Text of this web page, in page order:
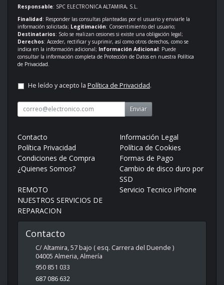
Responsable: SPC ELECTRONICA ALTAMIRA, S.L.
Finalidad: Responder las consultas planteadas por el usuario y enviarle la
información solicitada; Legitimación: Consentimiento del usuario;
Destinatarios: Solo se realizan cesiones si existe una obligación legal;
Derechos: Acceder, rectificar y suprimir, así como otros derechos, como se
indica en la información adicional; Información Adicional: Puede
consultar la información completa de Protección de Datos en nuestra Política
de Privacidad
He leído y acepto la Política de Privacidad.
Enviar
Contacto
Información Legal
Política Privacidad
Política de Cookies
Condiciones de Compra
Formas de Pago
¿Quienes Somos?
Cambio de disco duro por
SSD
REMOTO
Servicio Tecnico iPhone
NUESTROS SERVICIOS DE
REPARACION
Contacto
C/ Altamira, 57 bajo ( esq. Carrera del Duende )
04005 Almeria,Almería
950 851 033
687 086 632